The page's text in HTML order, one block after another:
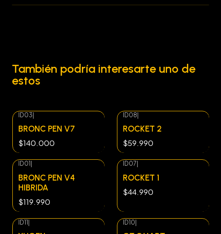
También podría interesarte uno de
estos
ID03
BRONC PEN V7
$140.000
ID08
ROCKET 2
$59.990
ID01
BRONC PEN V4
HIBRIDA
$119.990
ID07
ROCKET 1
$44.990
ID11 ID10